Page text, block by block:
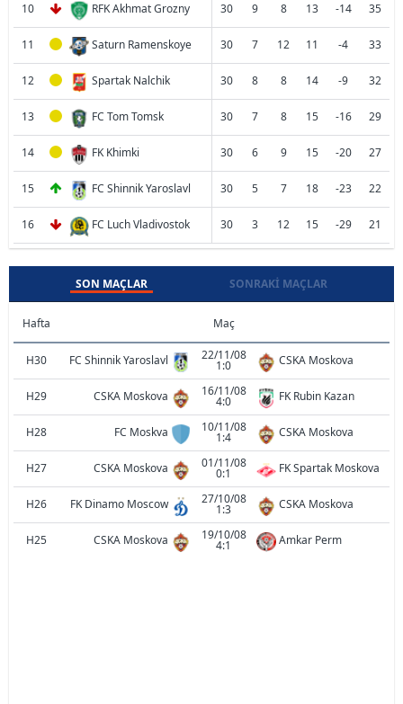
10 RFK Akhmat Grozny 30 9 8 13 -14 35
11 Saturn Ramenskoye 30 7 12 11 -4 33
12 Spartak Nalchik 30 8 8 14 -9 32
13 FC Tom Tomsk 30 7 8 15 -16 29
14 FK Khimki 30 6 9 15 -20 27
15 FC Shinnik Yaroslavl 30 5 7 18 -23 22
16 FC Luch Vladivostok 30 3 12 15 -29 21
SON MAÇLAR SONRAKI MAÇLAR
Hafta Maç
H30 FC Shinnik Yaroslavl 22/11/08
1:0 CSKA Moskova
H29 CSKA Moskova 16/11/08
4:0 FK Rubin Kazan
H28 FC Moskva 10/11/08
1:4 CSKA Moskova
H27 CSKA Moskova 01/11/08
0:1 FK Spartak Moskova
H26 FK Dinamo Moscow 27/10/08
1:3 CSKA Moskova
H25 CSKA Moskova 19/10/08
4:1 Amkar Perm